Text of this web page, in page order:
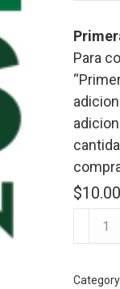
Para
$10.00
Fotos
de